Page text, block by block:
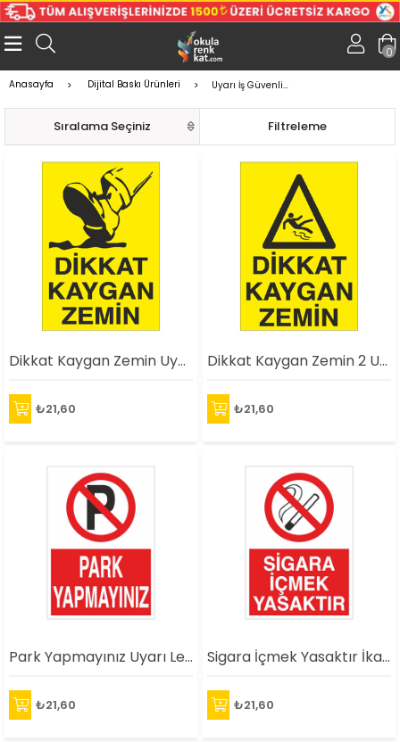
0
Anasayfa Dijital Baskı Ürünleri Uyarı İş Güvenlik Levhaları
Filtreleme
Sıralama
Dikkat Kaygan Zemin Uyarı Levhası
₺21,60
Dikkat Kaygan Zemin 2 Uyarı Levhası
₺21,60
Park Yapmayınız Uyarı Levhası
₺21,60
Sigara İçmek Yasaktır İkaz Levhası
₺21,60